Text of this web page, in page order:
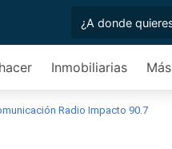
Inmobiliarias Más
Radio Impacto 90.7